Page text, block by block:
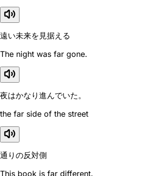
遠い未来を見据える
The night was far gone.
夜はかなり進んでいた。
the far side of the street
通りの反対側
This book is far different.